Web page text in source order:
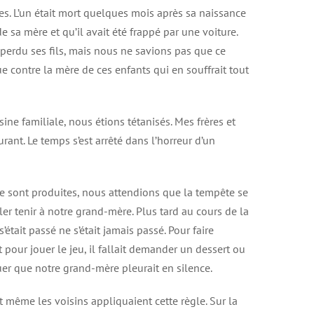
L’un était mort quelques mois après sa naissance
sa mère et qu’il avait été frappé par une voiture.
ses fils, mais nous ne savions pas que ce
contre la mère de ces enfants qui en souffrait tout
familiale, nous étions tétanisés. Mes frères et
Le temps s’est arrêté dans l’horreur d’un
sont produites, nous attendions que la tempête se
tenir à notre grand-mère. Plus tard au cours de la
passé ne s’était jamais passé. Pour faire
jouer le jeu, il fallait demander un dessert ou
que notre grand-mère pleurait en silence.
les voisins appliquaient cette règle. Sur la